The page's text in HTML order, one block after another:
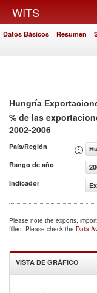
WITS
Datos Básicos Resumen
Hungría
% de las
2002-2006
País/Región
Rango de año
Indicador
Please note the exports,
filled. Please check the Data
VISTA DE GRÁFICO